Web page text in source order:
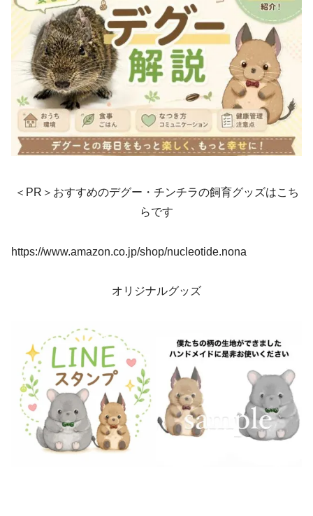
＜PR＞おすすめのデグー・チンチラの飼育グッズはこち
らです
https://www.amazon.co.jp/shop/nucleotide.nona
オリジナルグッズ